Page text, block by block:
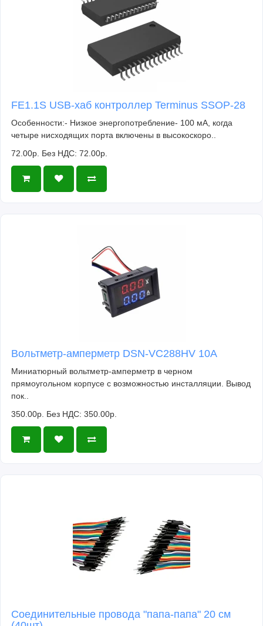
FE1.1S USB-хаб контроллер Terminus SSOP-28
Особенности:- Низкое энергопотребление- 100 мА, когда
четыре нисходящих порта включены в высокоскоро..
72.00р. Без НДС: 72.00р.
Вольтметр-амперметр DSN-VC288HV 10А
Миниатюрный вольтметр-амперметр в черном
прямоугольном корпусе с возможностью инсталляции. Вывод
пок..
350.00р. Без НДС: 350.00р.
Соединительные провода "папа-папа" 20 см